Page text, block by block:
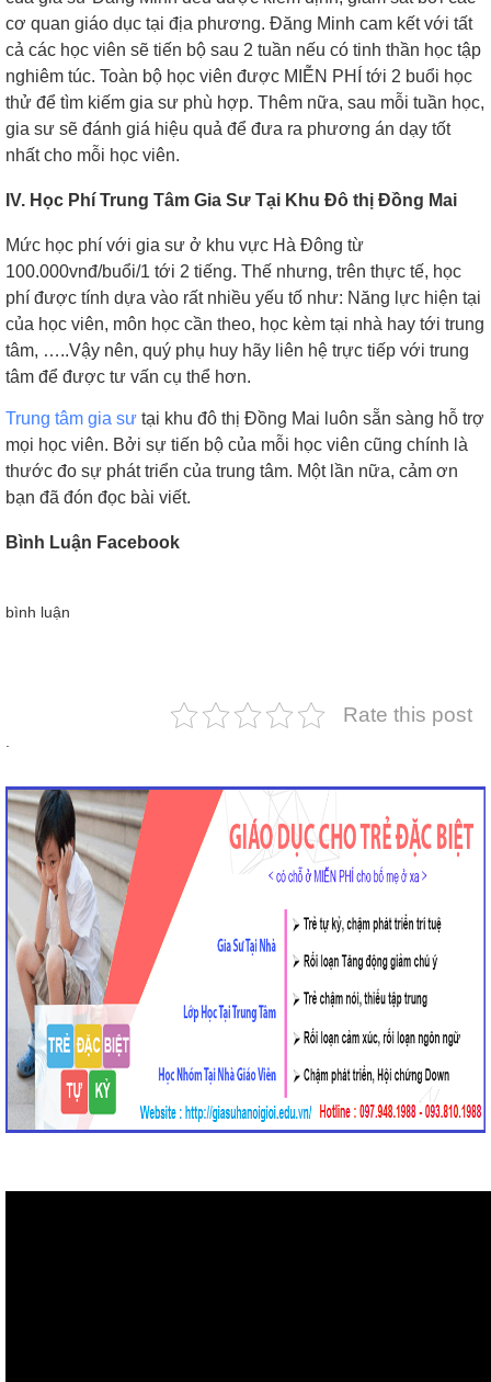
cơ quan giáo dục tại địa phương. Đăng Minh cam kết với tất
cả các học viên sẽ tiến bộ sau 2 tuần nếu có tinh thần học tập
nghiêm túc. Toàn bộ học viên được MIỄN PHÍ tới 2 buổi học
thử để tìm kiếm gia sư phù hợp. Thêm nữa, sau mỗi tuần học,
gia sư sẽ đánh giá hiệu quả để đưa ra phương án dạy tốt
nhất cho mỗi học viên.
IV. Học Phí Trung Tâm Gia Sư Tại Khu Đô thị Đồng Mai
Mức học phí với gia sư ở khu vực Hà Đông từ
100.000vnđ/buổi/1 tới 2 tiếng. Thế nhưng, trên thực tế, học
phí được tính dựa vào rất nhiều yếu tố như: Năng lực hiện tại
của học viên, môn học cần theo, học kèm tại nhà hay tới trung
tâm, …..Vậy nên, quý phụ huy hãy liên hệ trực tiếp với trung
tâm để được tư vấn cụ thể hơn.
Trung tâm gia sư tại khu đô thị Đồng Mai luôn sẵn sàng hỗ trợ
mọi học viên. Bởi sự tiến bộ của mỗi học viên cũng chính là
thước đo sự phát triển của trung tâm. Một lần nữa, cảm ơn
bạn đã đón đọc bài viết.
Bình Luận Facebook
bình luận
Rate this post
.